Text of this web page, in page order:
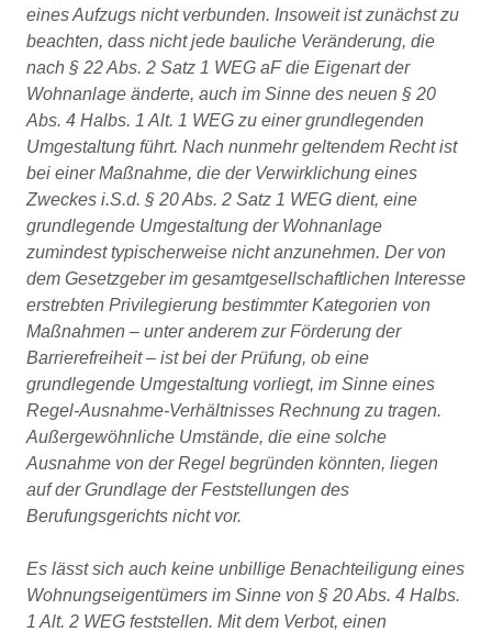
eines Aufzugs nicht verbunden. Insoweit ist zunächst zu
beachten, dass nicht jede bauliche Veränderung, die
nach § 22 Abs. 2 Satz 1 WEG aF die Eigenart der
Wohnanlage änderte, auch im Sinne des neuen § 20
Abs. 4 Halbs. 1 Alt. 1 WEG zu einer grundlegenden
Umgestaltung führt. Nach nunmehr geltendem Recht ist
bei einer Maßnahme, die der Verwirklichung eines
Zweckes i.S.d. § 20 Abs. 2 Satz 1 WEG dient, eine
grundlegende Umgestaltung der Wohnanlage
zumindest typischerweise nicht anzunehmen. Der von
dem Gesetzgeber im gesamtgesellschaftlichen Interesse
erstrebten Privilegierung bestimmter Kategorien von
Maßnahmen – unter anderem zur Förderung der
Barrierefreiheit – ist bei der Prüfung, ob eine
grundlegende Umgestaltung vorliegt, im Sinne eines
Regel-Ausnahme-Verhältnisses Rechnung zu tragen.
Außergewöhnliche Umstände, die eine solche
Ausnahme von der Regel begründen könnten, liegen
auf der Grundlage der Feststellungen des
Berufungsgerichts nicht vor.
Es lässt sich auch keine unbillige Benachteiligung eines
Wohnungseigentümers im Sinne von § 20 Abs. 4 Halbs.
1 Alt. 2 WEG feststellen. Mit dem Verbot, einen